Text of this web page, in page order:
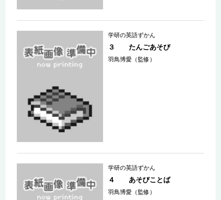
学研の英語ずかん
３ たんごあそび
羽鳥博愛（監修）
学研の英語ずかん
４ あそびことば
羽鳥博愛（監修）